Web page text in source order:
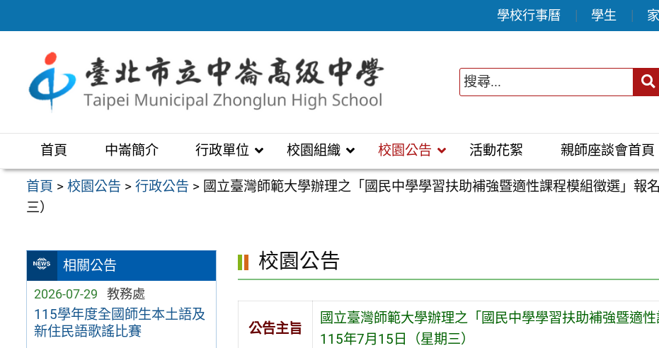
至
區
學校行事曆 學生
首頁 中崙簡介 行政單位 校園組織 校園公告 活動花絮 親師座談會首頁
首頁 >校園公告 >行政公告 > 國立臺灣師範大學辦理之「國民中學學習扶助補強暨適性課程模組徵選」報
三）
相關公告
2026-07-29 教務處
115學年度全國師生本土語及
新住民語歌謠比賽
校園公告
公告主旨
國立臺灣師範大學辦理之「國民中學學習扶助補強暨適
115年7月15日（星期三）